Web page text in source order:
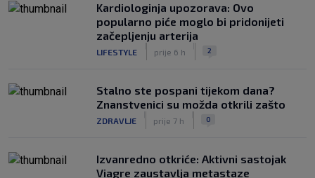
Kardiologinja upozorava: Ovo
popularno piće moglo bi pridonijeti
začepljenju arterija
LIFESTYLE prije 6 h 2
Stalno ste pospani tijekom dana?
Znanstvenici su možda otkrili zašto
ZDRAVLJE prije 7 h 0
Izvanredno otkriće: Aktivni sastojak
Viagre zaustavlja metastaze